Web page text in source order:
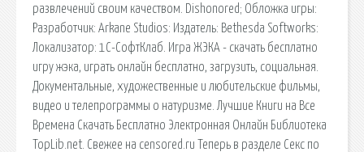
развлечений своим качеством. Dishonored; Обложка игры:
Разработчик: Arkane Studios: Издатель: Bethesda Softworks:
Локализатор: 1С-СофтКлаб. Игра ЖЭКА - скачать бесплатно
игру жэка, играть онлайн бесплатно, загрузить, социальная.
Документальные, художественные и любительские фильмы,
видео и телепрограммы о натуризме. Лучшие Книги на Все
Времена Скачать Бесплатно Электронная Онлайн Библиотека
TopLib.net. Свежее на censored.ru Теперь в разделе Секс по